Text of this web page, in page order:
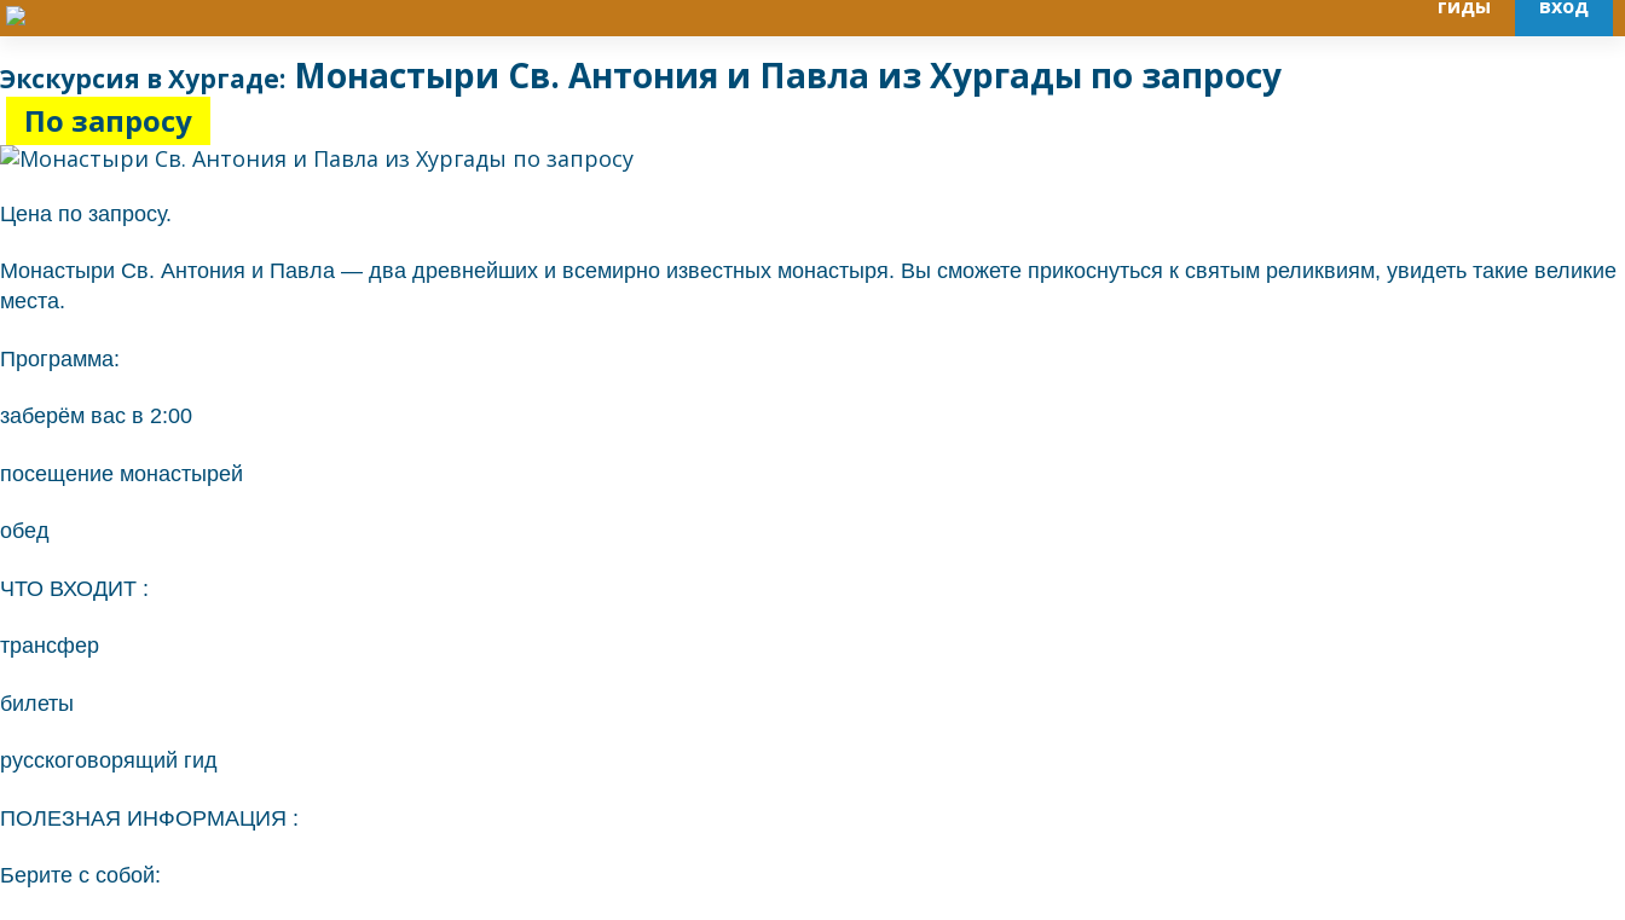
гиды вход
Экскурсия в Хургаде: Монастыри Св. Антония и Павла из Хургады по запросу
По запросу
Цена по запросу.
Монастыри Св. Антония и Павла — два древнейших и всемирно известных монастыря. Вы сможете прикоснуться к святым реликвиям, увидеть такие великие
места.
Программа:
заберём вас в 2:00
посещение монастырей
обед
ЧТО ВХОДИТ :
трансфер
билеты
русскоговорящий гид
ПОЛЕЗНАЯ ИНФОРМАЦИЯ :
Берите с собой: